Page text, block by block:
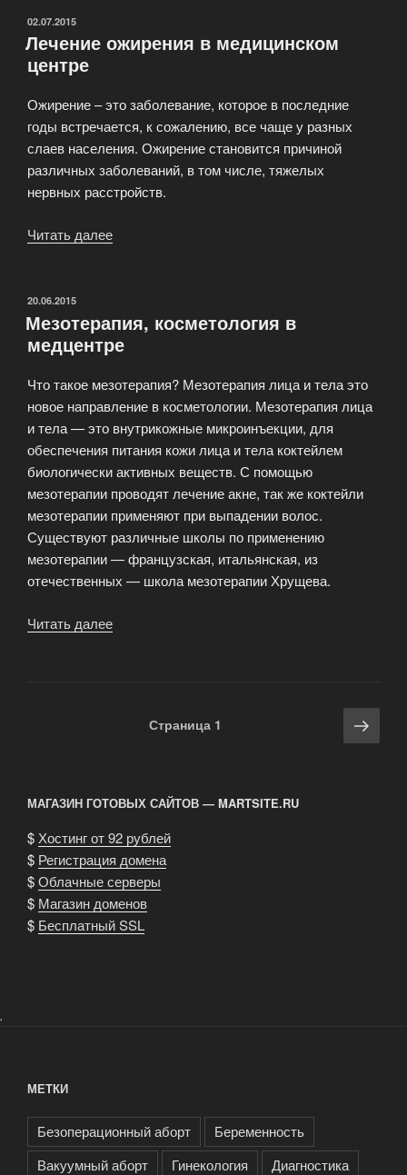
ОПУБЛИКОВАНО
02.07.2015
Лечение ожирения в медицинском
центре
Ожирение – это заболевание, которое в последние
годы встречается, к сожалению, все чаще у разных
слаев населения. Ожирение становится причиной
различных заболеваний, в том числе, тяжелых
нервных расстройств.
Читать далее
центре»
ОПУБЛИКОВАНО
20.06.2015
Мезотерапия, косметология в
медцентре
Что такое мезотерапия? Мезотерапия лица и тела это
новое направление в косметологии. Мезотерапия лица
и тела — это внутрикожные микроинъекции, для
обеспечения питания кожи лица и тела коктейлем
биологически активных веществ. С помощью
мезотерапии проводят лечение акне, так же коктейли
мезотерапии применяют при выпадении волос.
Существуют различные школы по применению
мезотерапии — французская, итальянская, из
отечественных — школа мезотерапии Хрущева.
Читать далее
Страница 1
МАГАЗИН ГОТОВЫХ САЙТОВ — MARTSITE.RU
$ Хостинг от 92 рублей
$ Регистрация домена
$Облачные серверы
$ Магазин доменов
$ Бесплатный SSL
.
МЕТКИ
Безоперационный аборт
Беременность
Вакуумный аборт
Гинекология
Диагностика